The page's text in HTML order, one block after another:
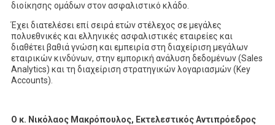
διοίκησης ομάδων στον ασφαλιστικό κλάδο.
Έχει διατελέσει επί σειρά ετών στέλεχος σε μεγάλες
πολυεθνικές και ελληνικές ασφαλιστικές εταιρείες και
διαθέτει βαθιά γνώση και εμπειρία στη διαχείριση μεγάλων
εταιρικών κινδύνων, στην εμπορική ανάλυση δεδομένων (Sales
Analytics) και τη διαχείριση στρατηγικών λογαριασμών (Key
Accounts).
O κ. Νικόλαος Μακρόπουλος, Εκτελεστικός Αντιπρόεδρος